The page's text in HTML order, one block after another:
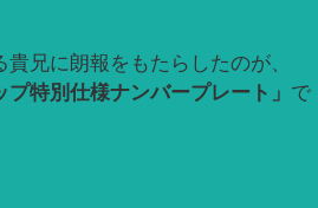
兄に朗報をもたらしたのが、
プ特別仕様ナンバープレート」 で